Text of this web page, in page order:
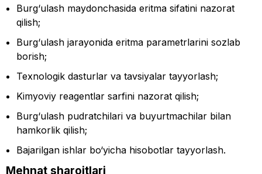
Burg‘ulash maydonchasida eritma sifatini nazorat
qilish;
Burg‘ulash jarayonida eritma parametrlarini sozlab
borish;
Texnologik dasturlar va tavsiyalar tayyorlash;
Kimyoviy reagentlar sarfini nazorat qilish;
Burg‘ulash pudratchilari va buyurtmachilar bilan
hamkorlik qilish;
Bajarilgan ishlar bo‘yicha hisobotlar tayyorlash.
Mehnat sharoitlari